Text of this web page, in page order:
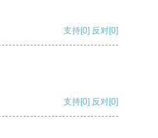
支持[0] 反对[0]
支持[0] 反对[0]